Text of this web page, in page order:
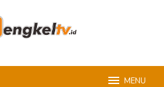
MENU